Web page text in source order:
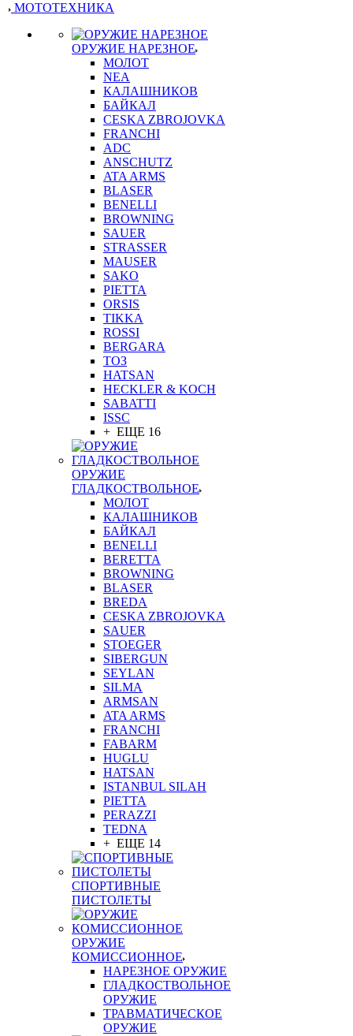
МОТОТЕХНИКА
ОРУЖИЕ НАРЕЗНОЕ
МОЛОТ
NEA
КАЛАШНИКОВ
БАЙКАЛ
CESKA ZBROJOVKA
FRANCHI
ADC
ANSCHUTZ
ATA ARMS
BLASER
BENELLI
BROWNING
SAUER
STRASSER
MAUSER
SAKO
PIETTA
ORSIS
TIKKA
ROSSI
BERGARA
ТОЗ
HATSAN
HECKLER & KOCH
SABATTI
ISSC
+ ЕЩЕ 16
ОРУЖИЕ
ГЛАДКОСТВОЛЬНОЕ
МОЛОТ
КАЛАШНИКОВ
БАЙКАЛ
BENELLI
BERETTA
BROWNING
BLASER
BREDA
CESKA ZBROJOVKA
SAUER
STOEGER
SIBERGUN
SEYLAN
SILMA
ARMSAN
ATA ARMS
FRANCHI
FABARM
HUGLU
HATSAN
ISTANBUL SILAH
PIETTA
PERAZZI
TEDNA
+ ЕЩЕ 14
СПОРТИВНЫЕ
ПИСТОЛЕТЫ
ОРУЖИЕ
КОМИССИОННОЕ
НАРЕЗНОЕ ОРУЖИЕ
ГЛАДКОСТВОЛЬНОЕ
ОРУЖИЕ
ТРАВМАТИЧЕСКОЕ
ОРУЖИЕ